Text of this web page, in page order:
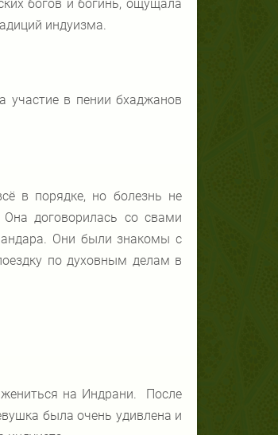
богов и богинь, ощущала
индуизма.
в пении бхаджанов
в порядке, но болезнь не
договорилась со свами
Они были знакомы с
по духовным делам в
на Индрани. После
была очень удивлена и